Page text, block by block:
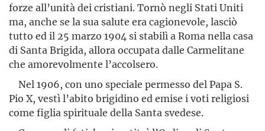
forze all’unità dei cristiani. Tornò negli Stati Uniti
ma, anche se la sua salute era cagionevole, lasciò
tutto ed il 25 marzo 1904 si stabilì a Roma nella casa
di Santa Brigida, allora occupata dalle Carmelitane
che amorevolmente l’accolsero.
Nel 1906, con uno speciale permesso del Papa S.
Pio X, vestì l’abito brigidino ed emise i voti religiosi
come figlia spirituale della Santa svedese.